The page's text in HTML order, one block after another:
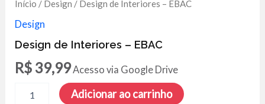
Início / Design / Design de Interiores – EBAC
Design
Design de Interiores – EBAC
R$ 39,99Acesso via Google Drive
Adicionar ao carrinho